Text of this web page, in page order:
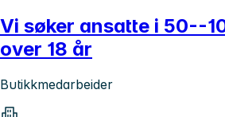
Vi søker ansatte i 50--
over 18 år
Butikkmedarbeider